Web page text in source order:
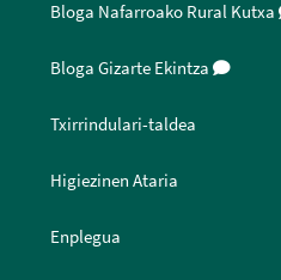
Bloga Nafarroako Rural Kutxa
Bloga Gizarte Ekintza
Txirrindulari-taldea
Higiezinen Ataria
Enplegua